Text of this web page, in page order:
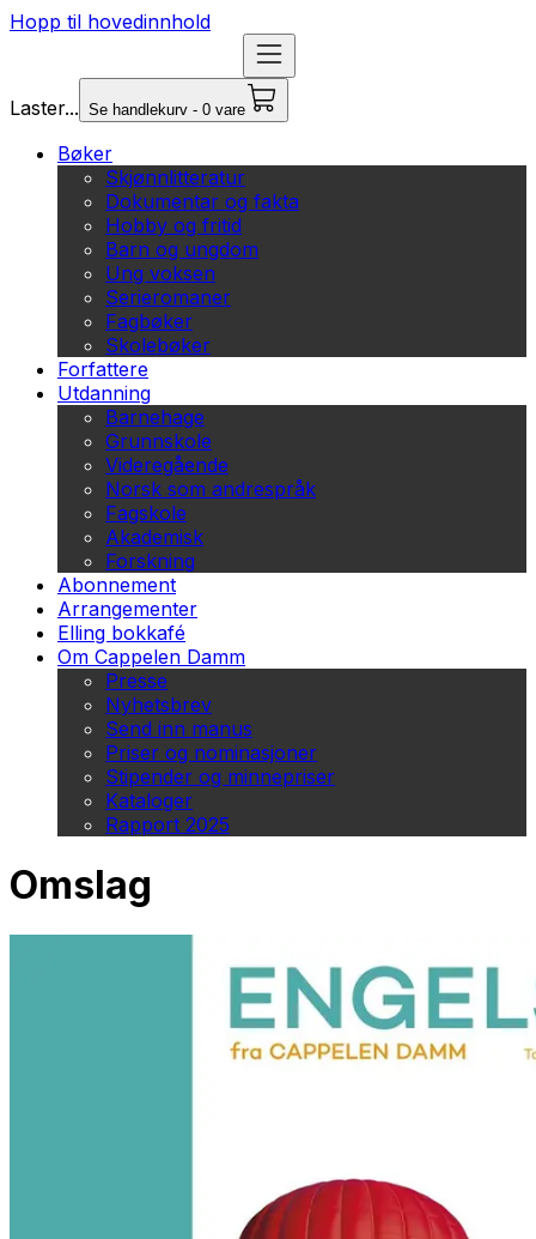
Hopp til hovedinnhold
Laster... Se handlekurv - 0 vare
Bøker
Skjønnlitteratur
Dokumentar og fakta
Hobby og fritid
Barn og ungdom
Ung voksen
Serieromaner
Fagbøker
Skolebøker
Forfattere
Utdanning
Barnehage
Grunnskole
Videregående
Norsk som andrespråk
Fagskole
Akademisk
Forskning
Abonnement
Arrangementer
Elling bokkafé
Om Cappelen Damm
Presse
Nyhetsbrev
Send inn manus
Priser og nominasjoner
Stipender og minnepriser
Kataloger
Rapport 2025
Omslag